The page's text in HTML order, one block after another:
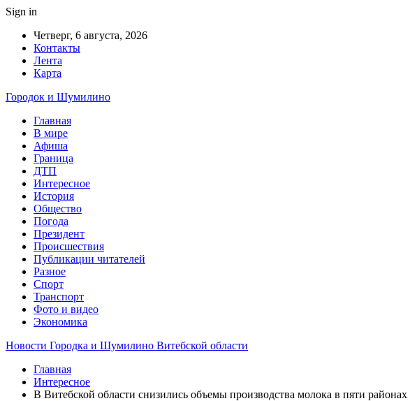
Sign in
Четверг, 6 августа, 2026
Контакты
Лента
Карта
Городок и Шумилино
Главная
В мире
Афиша
Граница
ДТП
Интересное
История
Общество
Погода
Президент
Происшествия
Публикации читателей
Разное
Спорт
Транспорт
Фото и видео
Экономика
Новости Городка и Шумилино Витебской области
Главная
Интересное
В Витебской области снизились объемы производства молока в пяти районах